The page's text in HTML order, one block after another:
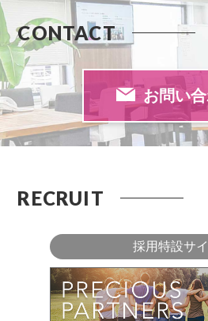
CONTACT
お問い
RECRUIT
採用特設サ